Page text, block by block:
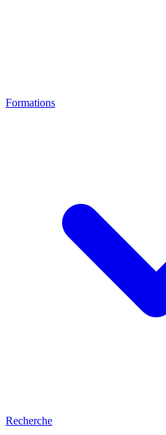
Formations
Recherche